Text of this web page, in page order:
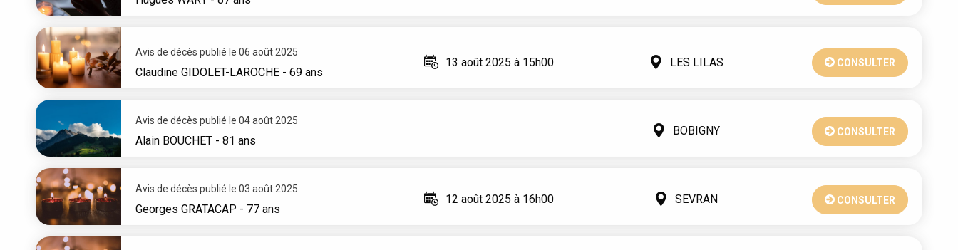
Avis de décès publié le 06 août 2025
Claudine GIDOLET-LAROCHE - 69 ans
13 août 2025 à 15h00 LES LILAS CONSULTER
Avis de décès publié le 04 août 2025
Alain BOUCHET - 81 ans
BOBIGNY CONSULTER
Avis de décès publié le 03 août 2025
Georges GRATACAP - 77 ans
12 août 2025 à 16h00 SEVRAN CONSULTER